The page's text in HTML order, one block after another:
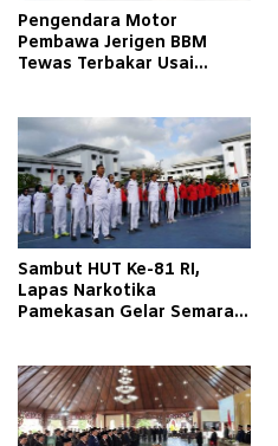
Pengendara Motor
Pembawa Jerigen BBM
Tewas Terbakar Usai
Pamekasan
Sambut HUT Ke-81 RI,
Lapas Narkotika
Pamekasan Gelar Semarak